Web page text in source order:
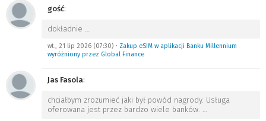
gość:
dokładnie …
wt., 21 lip 2026 (07:30) • Zakup eSIM w aplikacji Banku Millennium
wyróżniony przez Global Finance
Jas Fasola:
chciałbym zrozumieć jaki był powód nagrody. Usługa
oferowana jest przez bardzo wiele banków. …